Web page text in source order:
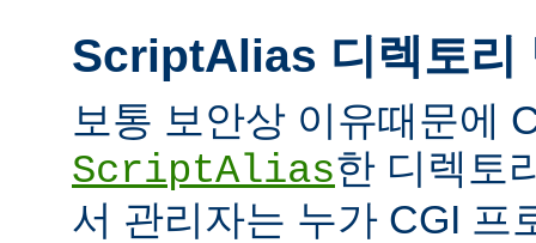
ScriptAlias 디렉토리
보통 보안상 이유때문에
ScriptAlias한 디렉토
서 관리자는 누가 CGI 프